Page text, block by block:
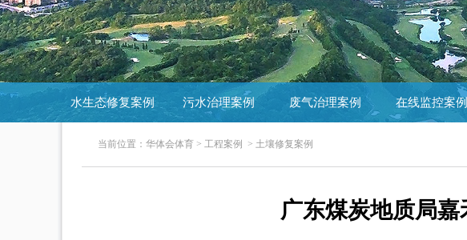
水生态修复案例 污水治理案例 废气治理案例 在线监控案例
当前位置： 华体会体育 > 工程案例 > 土壤修复案例
广东煤炭地质局